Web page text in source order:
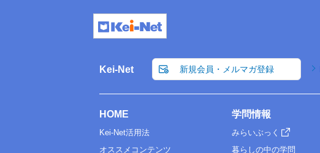
Kei-Net 新規会員・メルマガ登録
HOME
Kei-Net活用法
オススメコンテンツ
学問情報
みらいぶっく
暮らしの中の学問